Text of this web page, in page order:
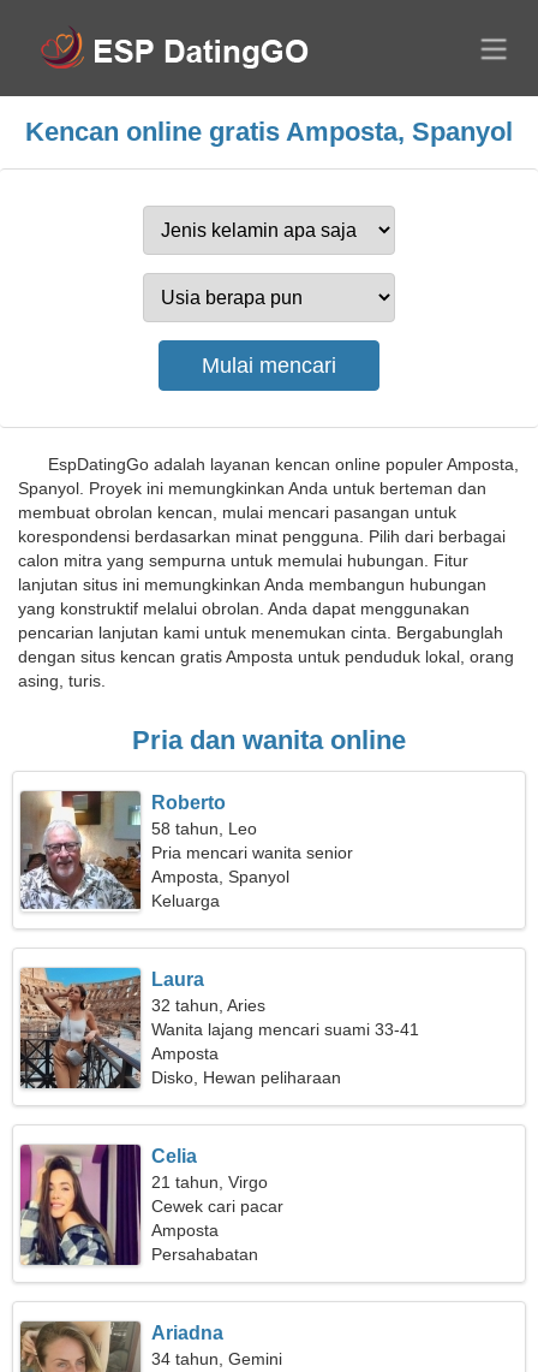
Kencan online gratis Amposta, Spanyol
EspDatingGo adalah layanan kencan online populer Amposta,
Spanyol. Proyek ini memungkinkan Anda untuk berteman dan
membuat obrolan kencan, mulai mencari pasangan untuk
korespondensi berdasarkan minat pengguna. Pilih dari berbagai
calon mitra yang sempurna untuk memulai hubungan. Fitur
lanjutan situs ini memungkinkan Anda membangun hubungan
yang konstruktif melalui obrolan. Anda dapat menggunakan
pencarian lanjutan kami untuk menemukan cinta. Bergabunglah
dengan situs kencan gratis Amposta untuk penduduk lokal, orang
asing, turis.
Pria dan wanita online
Roberto
58 tahun, Leo
Pria mencari wanita senior
Amposta, Spanyol
Keluarga
Laura
32 tahun, Aries
Wanita lajang mencari suami 33-41
Amposta
Disko, Hewan peliharaan
Celia
21 tahun, Virgo
Cewek cari pacar
Amposta
Persahabatan
Ariadna
34 tahun, Gemini